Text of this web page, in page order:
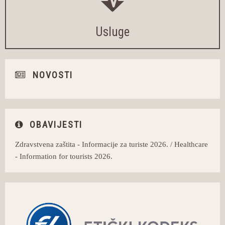
Usluge
NOVOSTI
OBAVIJESTI
Zdravstvena zaštita - Informacije za turiste 2026. / Healthcare
- Information for tourists 2026.